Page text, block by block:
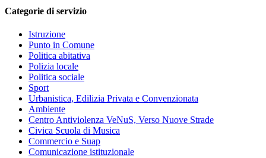
Categorie di servizio
Istruzione
Punto in Comune
Politica abitativa
Polizia locale
Politica sociale
Sport
Urbanistica, Edilizia Privata e Convenzionata
Ambiente
Centro Antiviolenza VeNuS, Verso Nuove Strade
Civica Scuola di Musica
Commercio e Suap
Comunicazione istituzionale